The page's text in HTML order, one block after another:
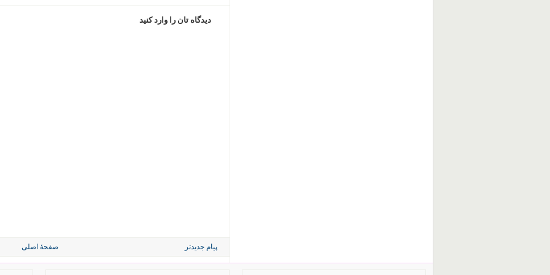
دیدگاه تان را وارد کنید
پیام جدیدتر صفحهٔ اصلی